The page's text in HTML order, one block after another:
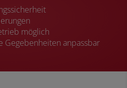
möglich
Gegebenheiten anpassbar